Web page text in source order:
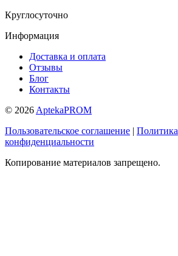
Круглосуточно
Информация
Доставка и оплата
Отзывы
Блог
Контакты
© 2026 AptekaPROM
Пользовательское соглашение | Политика
конфиденциальности
Копирование материалов запрещено.